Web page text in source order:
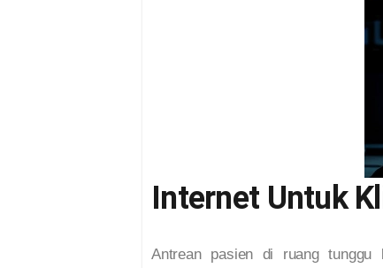
Internet Untuk
Antrean pasien di ruang